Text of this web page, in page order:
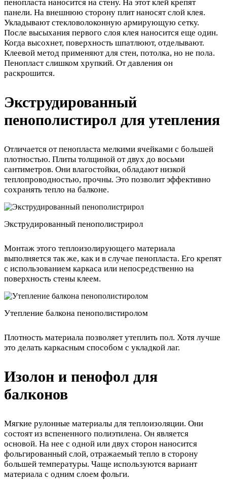
пенопласта наносится на стену. На этот клей крепят
панели. На внешнюю сторону плит наносят слой клея.
Укладывают стекловолоконную армирующую сетку.
После высыхания первого слоя клея наносится еще один.
Когда высохнет, поверхность шпатлюют, отделывают.
Клеевой метод применяют для стен, потолка, но не пола.
Пенопласт слишком хрупкий. От давления он
раскрошится.
Экструдированный
пенополистирол для утепления
Отличается от пенопласта мелкими ячейками с большей
плотностью. Плиты толщиной от двух до восьми
сантиметров. Они влагостойки, обладают низкой
теплопроводностью, прочны. Это позволит эффективно
сохранять тепло на балконе.
Экструдированный пенополистрирол
Монтаж этого теплоизолирующего материала
выполняется так же, как и в случае пенопласта. Его крепят
с использованием каркаса или непосредственно на
поверхность стены клеем.
Утепление балкона пенополистиролом
Плотность материала позволяет утеплить пол. Хотя лучше
это делать каркасным способом с укладкой лаг.
Изолон и пенофол для
балконов
Мягкие рулонные материалы для теплоизоляции. Они
состоят из вспененного полиэтилена. Он является
основой. На нее с одной или двух сторон наносится
фольгированный слой, отражаемый тепло в сторону
большей температуры. Чаще используются вариант
материала с одним слоем фольги.